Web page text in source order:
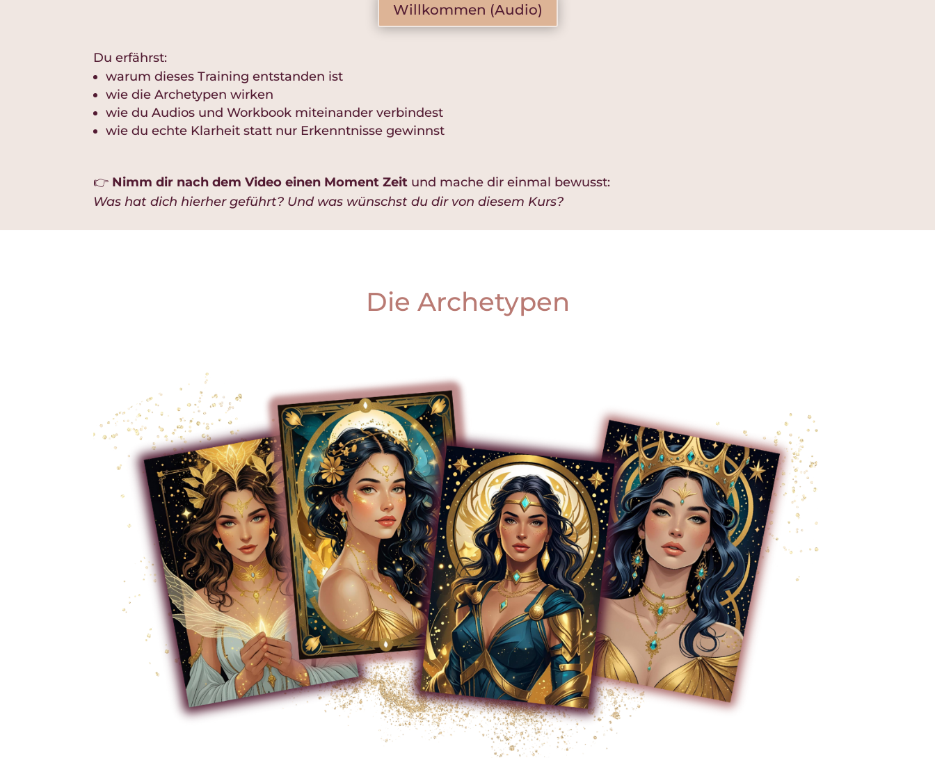
Willkommen (Audio)
Du erfährst:
warum dieses Training entstanden ist
wie die Archetypen wirken
wie du Audios und Workbook miteinander verbindest
wie du echte Klarheit statt nur Erkenntnisse gewinnst
👉 Nimm dir nach dem Video einen Moment Zeit und mache dir einmal bewusst:
Was hat dich hierher geführt? Und was wünschst du dir von diesem Kurs?
Die Archetypen